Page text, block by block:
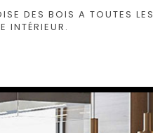
DES BOIS A TOUTES LES
INTÉRIEUR.